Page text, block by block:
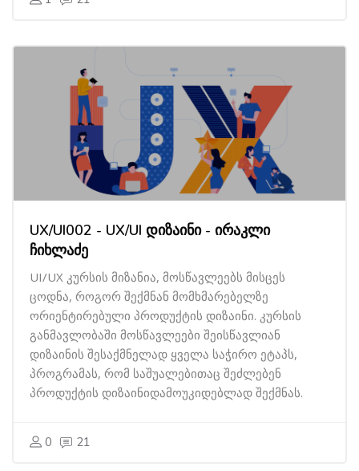
UX/UI002 - UX/UI დიზაინი - ირაკლი
ჩიხლაძე
UI/UX კურსის მიზანია, მოსწავლეებს მისცეს
ცოდნა, როგორ შექმნან მომხმარებელზე
ორიენტირებული პროდუქტის დიზაინი. კურსის
განმავლობაში მოსწავლეები შეისწავლიან
დიზაინის შესაქმნელად ყველა საჭირო ეტაპს,
პროგრამას, რომ საშუალებითაც შეძლებენ
პროდუქტის დიზაინიდამოუკიდებლად შექმნას.
0 21